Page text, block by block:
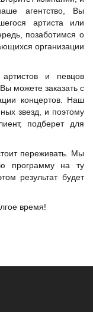
агентство, Вы
артиста или
позаботимся о
организации
и певцов
можете заказать с
концертов. Наш
звезд, и поэтому
подберет для
переживать. Мы
программу на ту
результат будет
время!